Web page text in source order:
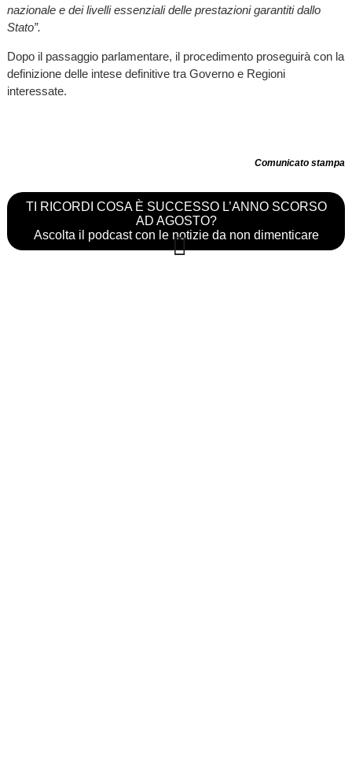
nazionale e dei livelli essenziali delle prestazioni garantiti dallo
Stato”.
Dopo il passaggio parlamentare, il procedimento proseguirà con la
definizione delle intese definitive tra Governo e Regioni
interessate.
Comunicato stampa
TI RICORDI COSA È SUCCESSO L’ANNO SCORSO
AD AGOSTO?
Ascolta il podcast con le notizie da non dimenticare